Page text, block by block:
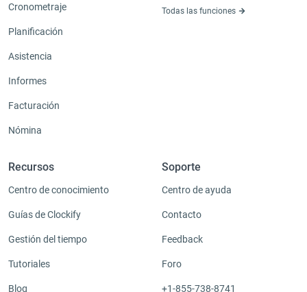
Cronometraje
Planificación
Asistencia
Informes
Facturación
Nómina
Todas las funciones
Recursos
Centro de conocimiento
Guías de Clockify
Gestión del tiempo
Tutoriales
Blog
Soporte
Centro de ayuda
Contacto
Feedback
Foro
+1-855-738-8741